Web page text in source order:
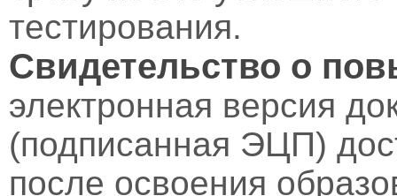
тестирования.
Свидетельство о
электронная версия
(подписанная ЭЦП)
после освоения